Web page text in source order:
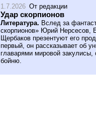
1.7.2026 От редакции
Удар скорпионов
Литература. Вслед за
скорпионов» Юрий Нерсесов,
Щербаков презентуют его
первый, он рассказывает об
главарями мировой
бойню.